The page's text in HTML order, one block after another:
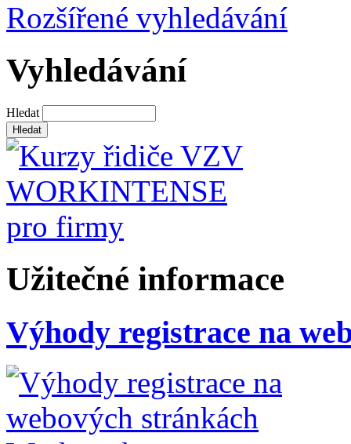
Rozšířené vyhledávání
Vyhledávání
Hledat
Užitečné informace
Výhody registrace na